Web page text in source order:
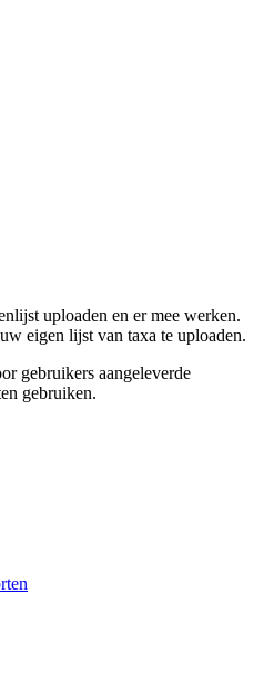
uploaden en er mee werken.
eigen lijst van taxa te uploaden.
gebruikers aangeleverde
gebruiken.